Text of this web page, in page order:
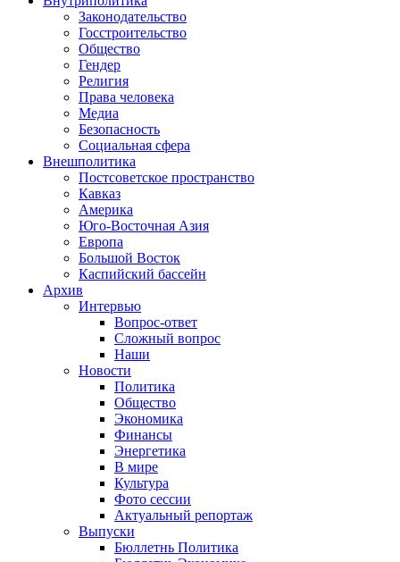
Законодательство
Госстроительство
Общество
Гендер
Религия
Права человека
Медиа
Безопасность
Социальная сфера
Внешполитика
Постсоветское пространство
Кавказ
Америка
Юго-Восточная Азия
Европа
Большой Восток
Каспийский бассейн
Архив
Интервью
Вопрос-ответ
Сложный вопрос
Наши
Новости
Политика
Общество
Экономика
Финансы
Энергетика
В мире
Культура
Фото сессии
Актуальный репортаж
Выпуски
Бюллетнь Политика